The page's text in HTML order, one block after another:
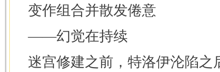
变作组合并散发倦意
——幻觉在持续
迷宫修建之前，特洛伊沦陷之